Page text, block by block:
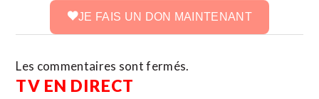
JE FAIS UN DON MAINTENANT
Les commentaires sont fermés.
TV EN DIRECT